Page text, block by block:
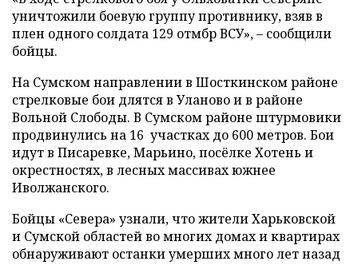
уничтожили боевую группу противнику, взяв в
плен одного солдата 129 отмбр ВСУ», – сообщили
бойцы.
На Сумском направлении в Шосткинском районе
стрелковые бои длятся в Уланово и в районе
Вольной Слободы. В Сумском районе штурмовики
продвинулись на 16 участках до 600 метров. Бои
идут в Писаревке, Марьино, посёлке Хотень и
окрестностях, в лесных массивах южнее
Иволжанского.
Бойцы «Севера» узнали, что жители Харьковской
и Сумской областей во многих домах и квартирах
обнаруживают останки умерших много лет назад